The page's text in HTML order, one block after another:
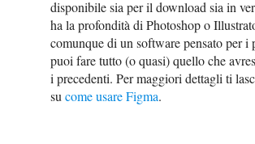
disponibile sia per il download sia in
ha la profondità di Photoshop o
comunque di un software pensato per i
puoi fare tutto (o quasi) quello che
i precedenti. Per maggiori dettagli ti
sucome usare Figma.